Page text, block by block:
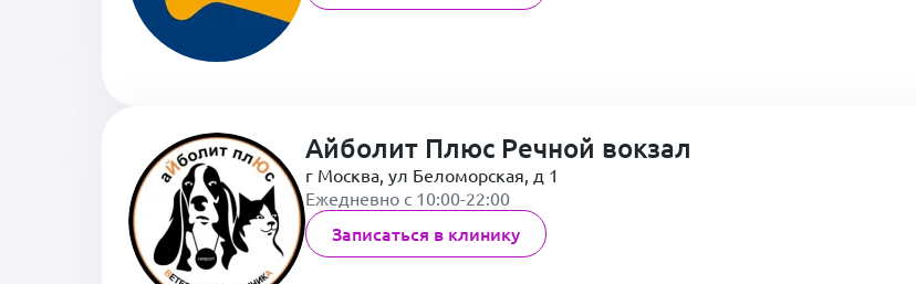
Айболит Плюс Речной вокзал
г Москва, ул Беломорская, д 1
Ежедневно с 10:00-22:00
Записаться в клинику